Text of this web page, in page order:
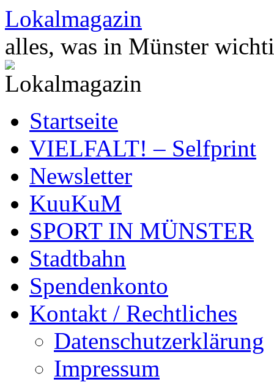
Zum
Inhalt
springen
Lokalmagazin
alles, was in Münster
Startseite
VIELFALT! – Selfprint
Newsletter
KuuKuM
SPORT IN MÜNSTER
Stadtbahn
Spendenkonto
Kontakt / Rechtliches
Datenschutzerklärung
Impressum